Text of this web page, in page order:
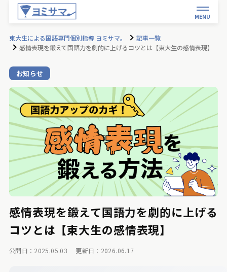
MENU
東大生による国語専門個別指導 ヨミサマ。
記事一覧
感情表現を鍛えて国語力を劇的に上げるコツとは【東大生の感情表現】
お知らせ
感情表現を鍛えて国語力を劇的に上げる
コツとは【東大生の感情表現】
公開日：2025.05.03 更新日：2026.06.17